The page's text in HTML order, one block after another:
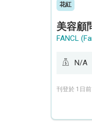
花紅
N/A
刊登於 1日前